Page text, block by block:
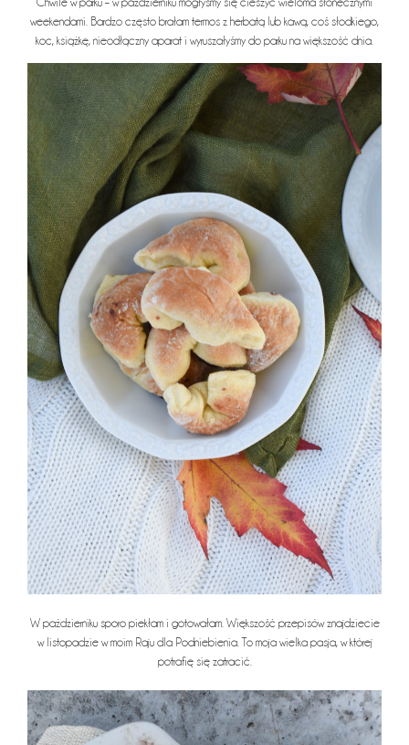
weekendami. Bardzo często brałam termos z herbatą lub kawą, coś słodkiego,
koc, książkę, nieodłączny aparat i wyruszałyśmy do parku na większość dnia.
W październiku sporo piekłam i gotowałam. Większość przepisów znajdziecie
w listopadzie w moim Raju dla Podniebienia. To moja wielka pasja, w której
potrafię się zatracić.